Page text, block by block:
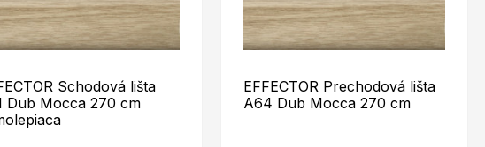
Schodová lišta
Dub Mocca 270 cm
EFFECTOR Prechodová lišta
A64 Dub Mocca 270 cm